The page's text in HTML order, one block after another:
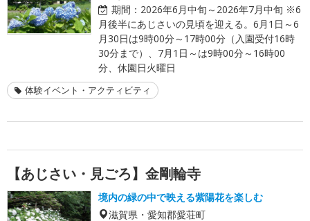
期間： 2026年6月中旬～2026年7月中旬 ※6
月後半にあじさいの見頃を迎える。6月1日～6
月30日は9時00分～17時00分（入園受付16時
30分まで）、7月1日～は9時00分～16時00
分、休園日火曜日
体験イベント・アクティビティ
【あじさい・見ごろ】金剛輪寺
境内の緑の中で映える紫陽花を楽しむ
滋賀県・愛知郡愛荘町